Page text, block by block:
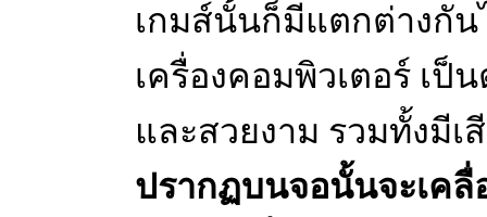
เกมส์นั้นก็มีแตกต่างกัน
เครื่องคอมพิวเตอร์ เ
และสวยงาม รวมทั้งมี
ปรากฏบนจอนั้นจะเค